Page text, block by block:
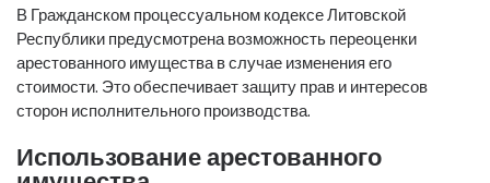
В Гражданском процессуальном кодексе Литовской
Республики предусмотрена возможность переоценки
арестованного имущества в случае изменения его
стоимости. Это обеспечивает защиту прав и интересов
сторон исполнительного производства.
Использование арестованного